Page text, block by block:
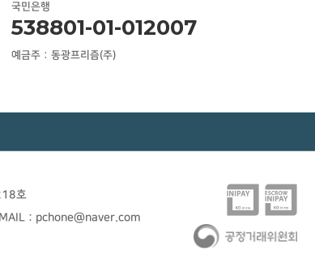
국민은행
538801-01-012007
예금주 : 동광프리즘(주)
호
: pchone@naver.com